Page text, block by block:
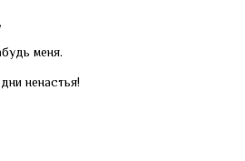
меня.
ненастья!